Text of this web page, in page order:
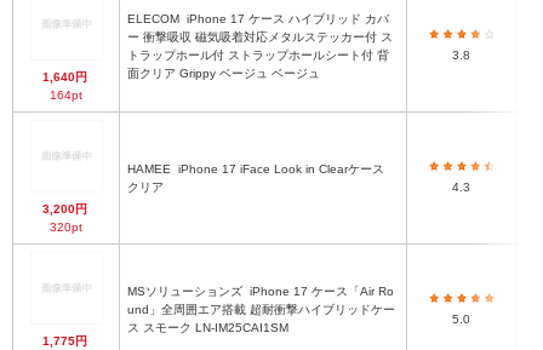
1,640円
164pt
ELECOM
ー 衝撃吸収 磁気吸着対応メタルステッカー付 ス
トラップホール付 ストラップホールシート付 背
面クリア Grippy ベージュ ベージュ
3.8
3,200円
320pt
HAMEE
クリア
4.3
1,775円
MSソリューションズ
und」全周囲エア搭載 超耐衝撃ハイブリッドケー
ス スモーク LN-IM25CAI1SM
5.0